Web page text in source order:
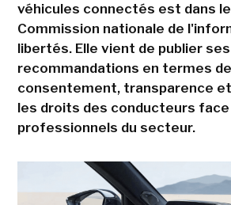
véhicules connectés est dans
Commission nationale de
libertés. Elle vient de publier ses
recommandations en termes de
consentement, transparence
les droits des conducteurs face
professionnels du secteur.